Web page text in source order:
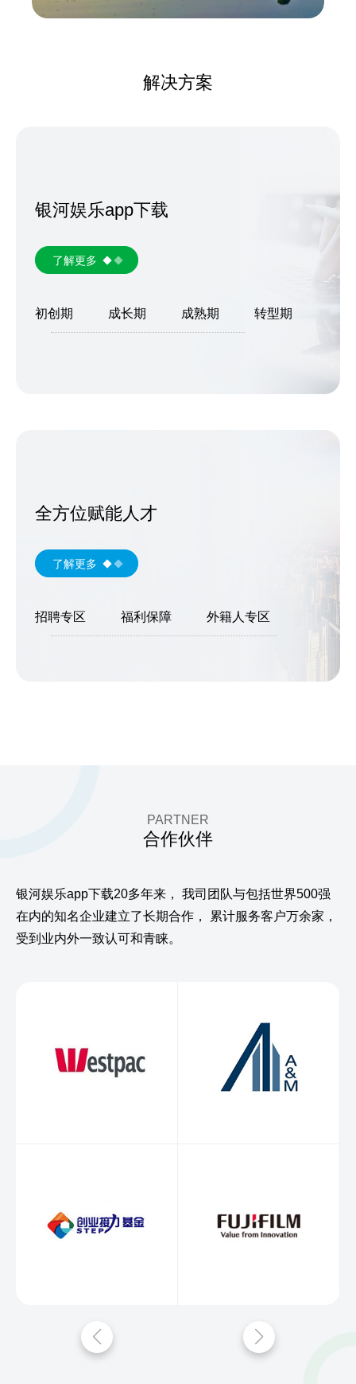
解决方案
银河娱乐app下载
了解更多
初创期 成长期 成熟期 转型期
全方位赋能人才
了解更多
招聘专区 福利保障 外籍人专区
PARTNER
合作伙伴
银河娱乐app下载20多年来，
我司团队与包括世界500强
在内的知名企业建立了长期合作，
累计服务客户万余家，
受到业内外一致认可和青睐。